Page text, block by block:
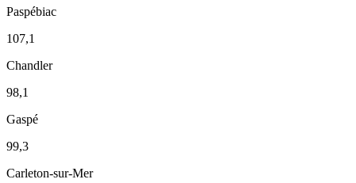
Paspébiac
107,1
Chandler
98,1
Gaspé
99,3
Carleton-sur-Mer